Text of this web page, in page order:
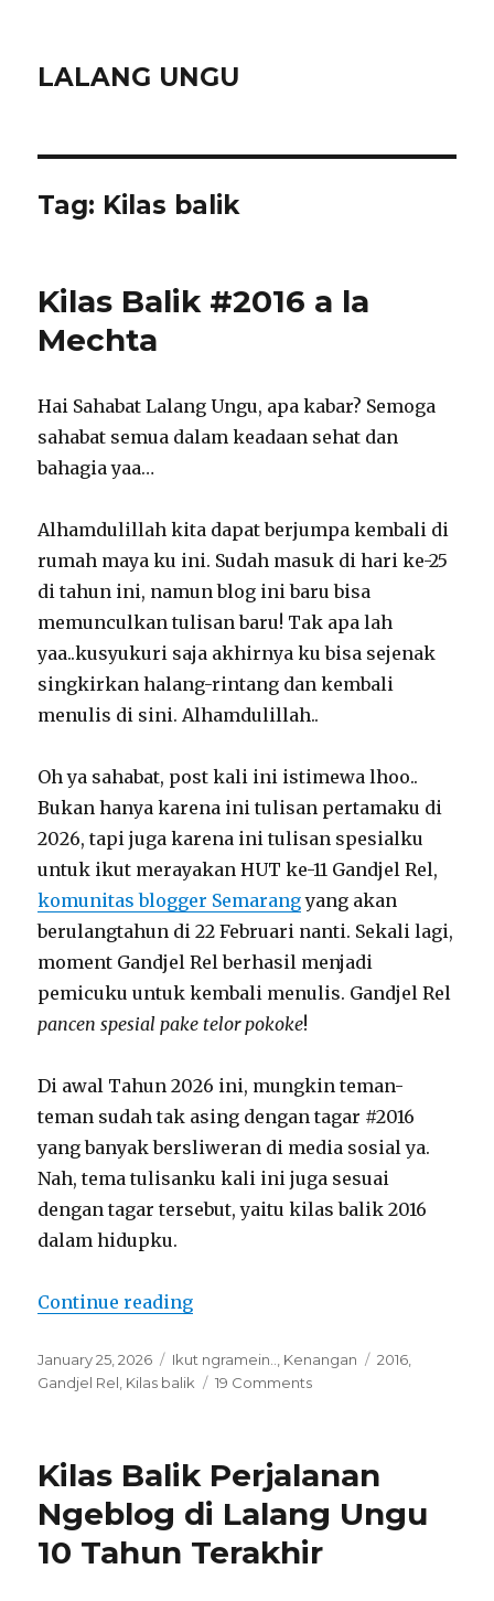
LALANG UNGU
Tag: Kilas balik
Kilas Balik #2016 a la
Mechta
Hai Sahabat Lalang Ungu, apa kabar? Semoga
sahabat semua dalam keadaan sehat dan
bahagia yaa…
Alhamdulillah kita dapat berjumpa kembali di
rumah maya ku ini. Sudah masuk di hari ke-25
di tahun ini, namun blog ini baru bisa
memunculkan tulisan baru! Tak apa lah
yaa..kusyukuri saja akhirnya ku bisa sejenak
singkirkan halang-rintang dan kembali
menulis di sini. Alhamdulillah..
Oh ya sahabat, post kali ini istimewa lhoo..
Bukan hanya karena ini tulisan pertamaku di
2026, tapi juga karena ini tulisan spesialku
untuk ikut merayakan HUT ke-11 Gandjel Rel,
komunitas blogger Semarangyang akan
berulangtahun di 22 Februari nanti. Sekali lagi,
moment Gandjel Rel berhasil menjadi
pemicuku untuk kembali menulis. Gandjel Rel
pancen spesial pake telor pokoke!
Di awal Tahun 2026 ini, mungkin teman-
teman sudah tak asing dengan tagar #2016
yang banyak bersliweran di media sosial ya.
Nah, tema tulisanku kali ini juga sesuai
dengan tagar tersebut, yaitu kilas balik 2016
dalam hidupku.
Continue reading“Kilas Balik #2016 a la Mechta”
Posted
on
January 25, 2026 Categories
Ikut ngramein.. Kenangan Tags
2016
Gandjel Rel Kilas balik 19 Commentson
a
Mechta
Kilas Balik Perjalanan
Ngeblog di Lalang Ungu
10 Tahun Terakhir